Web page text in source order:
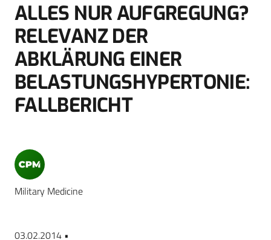
ALLES NUR AUFGREGUNG?
RELEVANZ DER
ABKLÄRUNG EINER
BELASTUNGSHYPERTONIE:
FALLBERICHT
Military Medicine
03.02.2014 •